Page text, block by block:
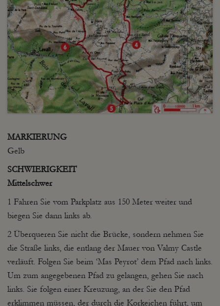
MARKIERUNG
Gelb
SCHWIERIGKEIT
Mittelschwer
1 Fahren Sie vom Parkplatz aus 150 Meter weiter und
biegen Sie dann links ab.
2 Überqueren Sie nicht die Brücke, sondern nehmen Sie
die Straße links, die entlang der Mauer von Valmy Castle
verläuft. Folgen Sie beim ‘Mas Peyrot’ dem Pfad nach links.
Um zum angegebenen Pfad zu gelangen, gehen Sie nach
links. Sie folgen einer Kreuzung, an der Sie den Pfad
erklimmen müssen, der durch die Korkeichen führt, um